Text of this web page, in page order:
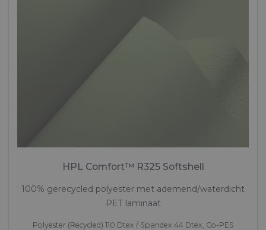
HPL Comfort™ R325 Softshell
100% gerecycled polyester met ademend/waterdicht
PET laminaat
Polyester (Recycled) 110 Dtex / Spandex 44 Dtex, Co-PES